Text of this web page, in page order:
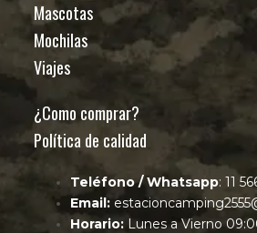
Mascotas
Mochilas
Viajes
¿Como comprar?
Política de calidad
Teléfono / Whatsapp: 11
Email:
Horario: Lunes a Vierno